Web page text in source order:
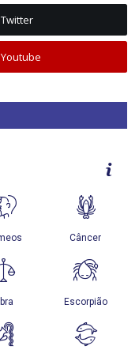
Twitter
Youtube